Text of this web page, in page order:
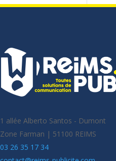
1 allée Alberto Santos - Dumont
Zone Farman | 51100 REIMS
03 26 35 17 34